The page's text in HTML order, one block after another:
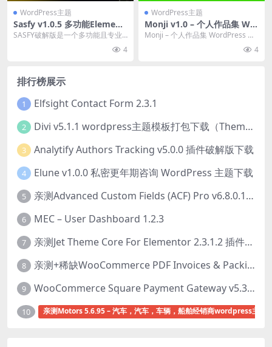
WordPress主题
Sasfy v1.0.5 多功能Element
or WordPress主题下载
SASFY破解版是一个多功能且专业
4
WordPress主题
Monji v1.0 – 个人作品集 Wo
rdPress 主题下载
Monji – 个人作品集 WordPress 主
4
排行榜展示
1 Elfsight Contact Form 2.3.1
2 Divi v5.1.1 wordpress主题模板打包下载（Theme + Builder+ Extra Theme + Templates + Layouts + PSD）
3 Analytify Authors Tracking v5.0.0 插件破解版下载
4 Elune v1.0.0 私密更年期咨询 WordPress 主题下载
5 亲测Advanced Custom Fields (ACF) Pro v6.8.0.1 + Advanced Custom Fields: Extended PRO v0.9.2.3 | 网站开发自定义字段插件下载
6 MEC – User Dashboard 1.2.3
7 亲测Jet Theme Core For Elementor 2.3.1.2 插件下载
8 亲测+稀缺WooCommerce PDF Invoices & Packing Slips Professional v2.20.0 + Templates v2.25.1 [by WpOverNight] WooCommerce PDF 发票和装箱单插件下载
9 WooCommerce Square Payment Gateway v5.3.2 Square账户集成插件下载
10 亲测Motors 5.6.95 – 汽车，汽车，车辆，船舶经销商wordpress主题